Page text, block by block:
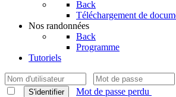
Back
Téléchargement de
Nos randonnées
Back
Programme
Tutoriels
S'identifier
Mot de passe perdu